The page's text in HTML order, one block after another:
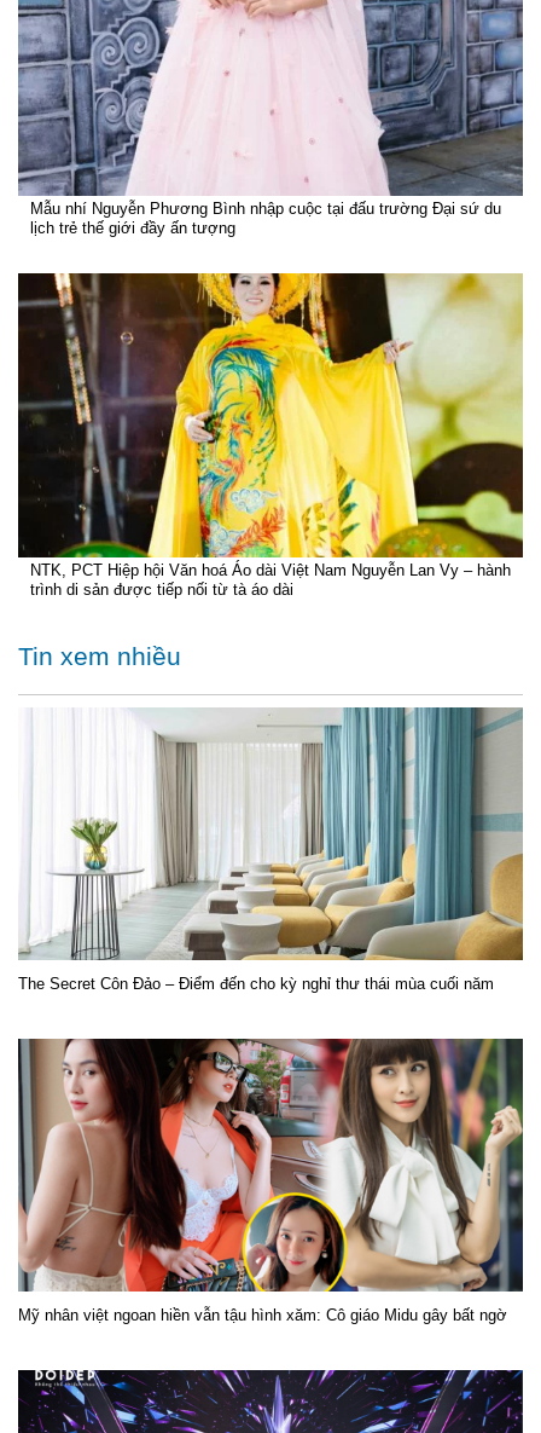
Mẫu nhí Nguyễn Phương Bình nhập cuộc tại đấu trường Đại sứ du
lịch trẻ thế giới đầy ấn tượng
NTK, PCT Hiệp hội Văn hoá Áo dài Việt Nam Nguyễn Lan Vy – hành
trình di sản được tiếp nối từ tà áo dài
Tin xem nhiều
The Secret Côn Đảo – Điểm đến cho kỳ nghỉ thư thái mùa cuối năm
Mỹ nhân việt ngoan hiền vẫn tậu hình xăm: Cô giáo Midu gây bất ngờ